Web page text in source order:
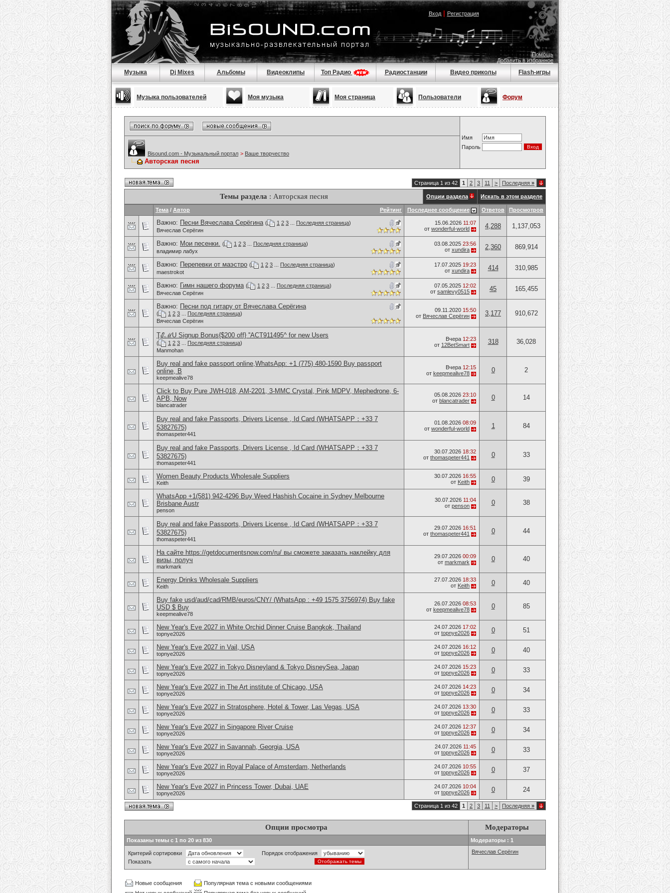
Вход| Регистрация
Помощь
Добавить в избранное
Музыка Dj Mixes Альбомы Видеоклипы Топ Радио Радиостанции Видео приколы Flash-игры
Музыка пользователей Моя музыка Моя страница Пользователи Форум
Имя
Пароль
Bisound.com - Музыкальный портал > Ваше творчество
Авторская песня
Страница 1 из 42 1 2 3 11 > Последняя »
Темы раздела : Авторская песня Опции раздела Искать в этом разделе
Рейтинг
Тема / Автор Последнее сообщение Ответов Просмотров
Важно: Песни Вячеслава Серёгина ( 1 2 3 Последняя страница)
Вячеслав Серёгин
15.06.2026 11:07
от wonderful-world 4,288 1,137,053
Важно: Мои песенки. ( 1 2 3 Последняя страница)
владимир лабух
03.08.2025 23:56
от xundira 2,360 869,914
Важно: Перепевки от маэстро ( 1 2 3 Последняя страница)
maestrokot
17.07.2025 19:23
от xundira 414 310,985
Важно: Гимн нашего форума ( 1 2 3 Последняя страница)
Вячеслав Серёгин
07.05.2025 12:02
от samlevy0515 45 165,455
Важно: Песни под гитару от Вячеслава Серёгина
( 1 2 3 Последняя страница)
Вячеслав Серёгин
09.11.2020 15:50
от Вячеслав Серёгин 3,177 910,672
ŢℰℳU Signup Bonus{$200 off} ''ACT911495^ for new Users
( 1 2 3 Последняя страница)
Manmohan
Вчера 12:23
от 12BetSmart 318 36,028
Buy real and fake passport online,WhatsApp: +1 (775) 480-1590 Buy passport
online, B
keepmealive78
Вчера 12:15
от keepmealive78 0 2
Click to Buy Pure JWH-018, AM-2201, 3-MMC Crystal, Pink MDPV, Mephedrone, 6-
APB, Now
blancatrader
05.08.2026 23:10
от blancatrader 0 14
Buy real and fake Passports, Drivers License , Id Card (WHATSAPP：+33 7
53827675)
thomaspeter441
01.08.2026 08:09
от wonderful-world 1 84
Buy real and fake Passports, Drivers License , Id Card (WHATSAPP：+33 7
53827675)
thomaspeter441
30.07.2026 18:32
от thomaspeter441 0 33
Women Beauty Products Wholesale Suppliers
Keith
30.07.2026 16:55
от Keith 0 39
WhatsApp +1(581) 942-4296 Buy Weed Hashish Cocaine in Sydney Melbourne
Brisbane Austr
penson
30.07.2026 11:04
от penson 0 38
Buy real and fake Passports, Drivers License , Id Card (WHATSAPP：+33 7
53827675)
thomaspeter441
29.07.2026 16:51
от thomaspeter441 0 44
На сайте https://getdocumentsnow.com/ru/ вы сможете заказать наклейку для
визы, получ
markmark
29.07.2026 00:09
от markmark 0 40
Energy Drinks Wholesale Suppliers
Keith
27.07.2026 18:33
от Keith 0 40
Buy fake usd/aud/cad/RMB/euros/CNY/ (WhatsApp : +49 1575 3756974) Buy fake
USD $ Buy
keepmealive78
26.07.2026 08:53
от keepmealive78 0 85
New Year's Eve 2027 in White Orchid Dinner Cruise Bangkok, Thailand
topnye2026
24.07.2026 17:02
от topnye2026 0 51
New Year's Eve 2027 in Vail, USA
topnye2026
24.07.2026 16:12
от topnye2026 0 40
New Year's Eve 2027 in Tokyo Disneyland & Tokyo DisneySea, Japan
topnye2026
24.07.2026 15:23
от topnye2026 0 33
New Year's Eve 2027 in The Art institute of Chicago, USA
topnye2026
24.07.2026 14:23
от topnye2026 0 34
New Year's Eve 2027 in Stratosphere, Hotel & Tower, Las Vegas, USA
topnye2026
24.07.2026 13:30
от topnye2026 0 33
New Year's Eve 2027 in Singapore River Cruise
topnye2026
24.07.2026 12:37
от topnye2026 0 34
New Year's Eve 2027 in Savannah, Georgia, USA
topnye2026
24.07.2026 11:45
от topnye2026 0 33
New Year's Eve 2027 in Royal Palace of Amsterdam, Netherlands
topnye2026
24.07.2026 10:55
от topnye2026 0 37
New Year's Eve 2027 in Princess Tower, Dubai, UAE
topnye2026
24.07.2026 10:04
от topnye2026 0 24
Страница 1 из 42 1 2 3 11 > Последняя »
Опции просмотра Модераторы
Показаны темы с 1 по 20 из 830 Модераторы : 1
Критерий сортировки
Порядок отображения
Показать
Вячеслав Серёгин
Новые сообщения
Популярная тема с новыми сообщениями